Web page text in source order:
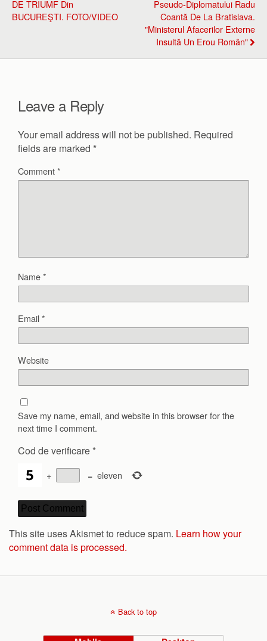
DE TRIUMF Din
BUCUREŞTI. FOTO/VIDEO
Pseudo-Diplomatului Radu
Coantă De La Bratislava.
"Ministerul Afacerilor Externe
Insultă Un Erou Român"
Leave a Reply
Your email address will not be published. Required
fields are marked *
Comment*
Name*
Email*
Website
Save my name, email, and website in this browser for the
next time I comment.
Cod de verificare *
+ = eleven
This site uses Akismet to reduce spam. Learn how your
comment data is processed.
Back to top